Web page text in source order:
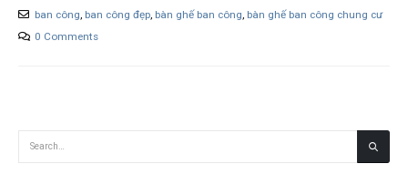
ban công, ban công đẹp, bàn ghế ban công, bàn ghế ban công chung cư
0 Comments